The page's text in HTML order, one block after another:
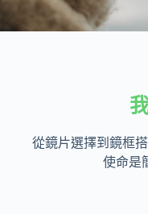
從鏡片選擇到鏡框
使命是